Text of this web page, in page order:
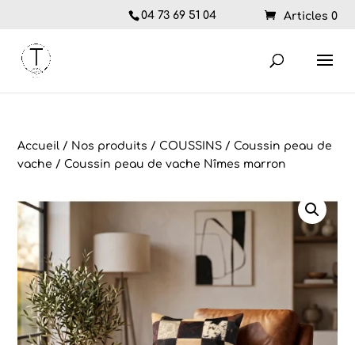
04 73 69 51 04 Articles 0
Accueil / Nos produits /COUSSINS /Coussin peau de
vache / Coussin peau de vache Nîmes marron